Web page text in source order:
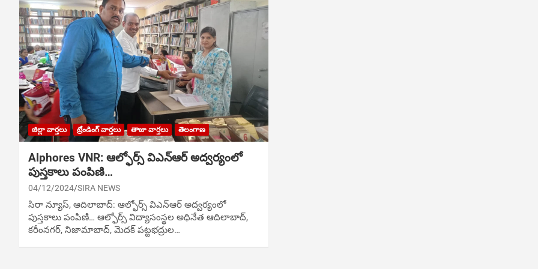
జిల్లా వార్తలు ట్రేండింగ్ వార్తలు తాజా వార్తలు తెలంగాణ
Alphores VNR: ఆల్ఫోర్స్ విఎన్ఆర్ అద్వర్యంలో
పుస్తకాలు పంపిణి…
04/12/2024 SIRA NEWS
సిరా న్యూస్, ఆదిలాబాద్: ఆల్ఫోర్స్ విఎన్ఆర్ అద్వర్యంలో
పుస్తకాలు పంపిణి… ఆల్ఫోర్స్ విద్యాసంస్థల అధినేత ఆదిలాబాద్,
కరీంనగర్, నిజామాబాద్, మెదక్ పట్టభద్రుల…